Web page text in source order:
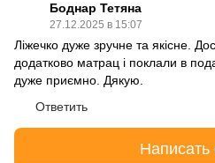
Боднар Тетяна
27.12.2025 в 15:07
Ліжечко дуже зручне та якісне.
додатково матрац і поклали в
дуже приємно. Дякую.
Ответить
Написать